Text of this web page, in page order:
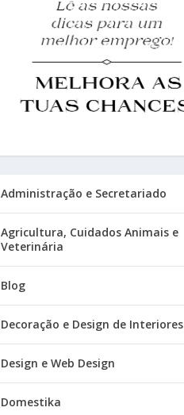
Administração e Secretariado
Agricultura, Cuidados Animais e
Veterinária
Blog
Decoração e Design de Interiores
Design e Web Design
Domestika